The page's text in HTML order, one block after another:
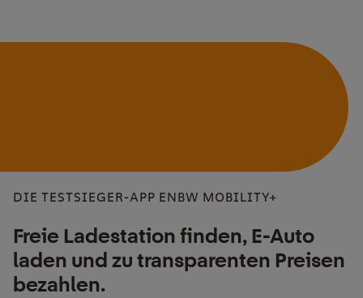
DIE TESTSIEGER-APP ENBW MOBILITY+
Freie Ladestation finden, E-Auto
laden und zu transparenten Preisen
bezahlen.